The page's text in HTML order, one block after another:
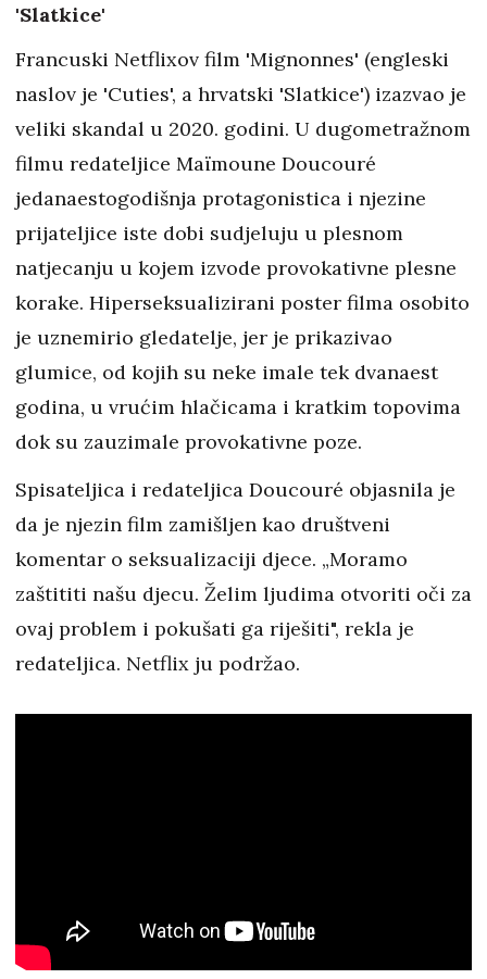
'Slatkice'
Francuski Netflixov film 'Mignonnes' (engleski
naslov je 'Cuties', a hrvatski 'Slatkice') izazvao je
veliki skandal u 2020. godini. U dugometražnom
filmu redateljice Maïmoune Doucouré
jedanaestogodišnja protagonistica i njezine
prijateljice iste dobi sudjeluju u plesnom
natjecanju u kojem izvode provokativne plesne
korake. Hiperseksualizirani poster filma osobito
je uznemirio gledatelje, jer je prikazivao
glumice, od kojih su neke imale tek dvanaest
godina, u vrućim hlačicama i kratkim topovima
dok su zauzimale provokativne poze.
Spisateljica i redateljica Doucouré objasnila je
da je njezin film zamišljen kao društveni
komentar o seksualizaciji djece. „Moramo
zaštititi našu djecu. Želim ljudima otvoriti oči za
ovaj problem i pokušati ga riješiti", rekla je
redateljica. Netflix ju podržao.